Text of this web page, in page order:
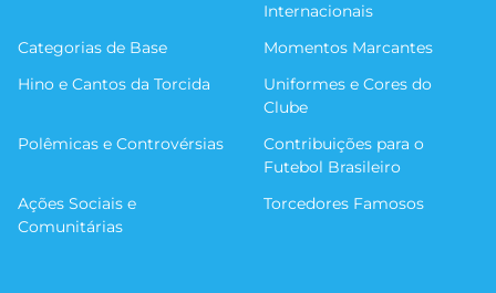
Internacionais
Categorias de Base
Momentos Marcantes
Hino e Cantos da Torcida
Uniformes e Cores do
Clube
Polêmicas e Controvérsias
Contribuições para o
Futebol Brasileiro
Ações Sociais e
Comunitárias
Torcedores Famosos